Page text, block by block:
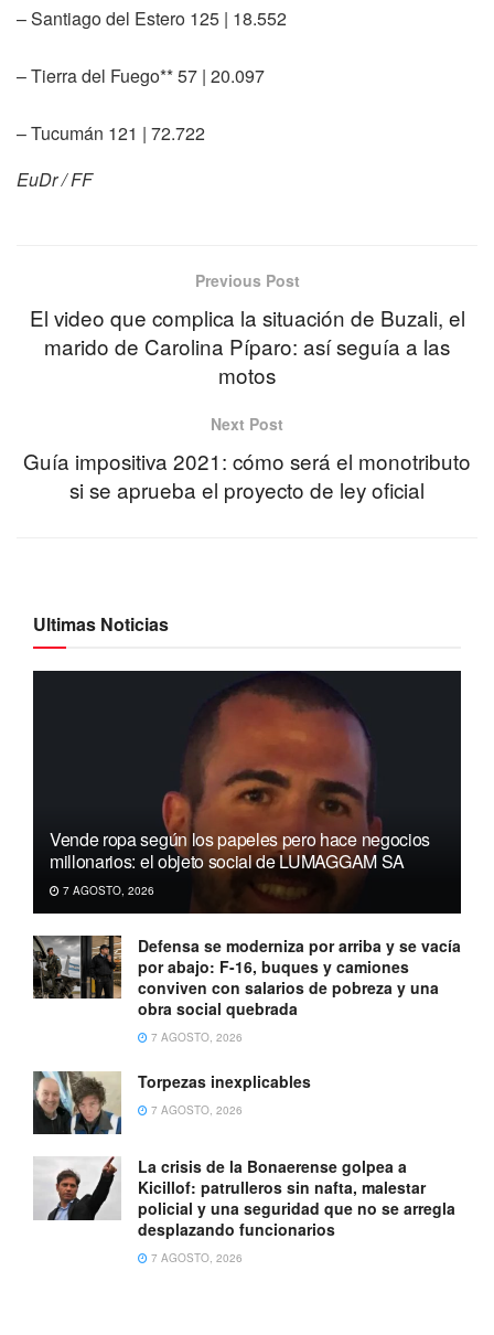
– Santiago del Estero 125 | 18.552
– Tierra del Fuego** 57 | 20.097
– Tucumán 121 | 72.722
EuDr / FF
Previous Post
El video que complica la situación de Buzali, el
marido de Carolina Píparo: así seguía a las
motos
Next Post
Guía impositiva 2021: cómo será el monotributo
si se aprueba el proyecto de ley oficial
Ultimas Noticias
Vende ropa según los papeles pero hace negocios
millonarios: el objeto social de LUMAGGAM SA
7 AGOSTO, 2026
Defensa se moderniza por arriba y se vacía
por abajo: F-16, buques y camiones
conviven con salarios de pobreza y una
obra social quebrada
7 AGOSTO, 2026
Torpezas inexplicables
7 AGOSTO, 2026
La crisis de la Bonaerense golpea a
Kicillof: patrulleros sin nafta, malestar
policial y una seguridad que no se arregla
desplazando funcionarios
7 AGOSTO, 2026